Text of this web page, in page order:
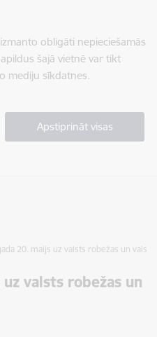
obligāti nepieciešamās
šajā vietnē var tikt
mediju sīkdatnes.
Apstiprināt visas
20. maijs uz valsts robežas un
valsts robežas un